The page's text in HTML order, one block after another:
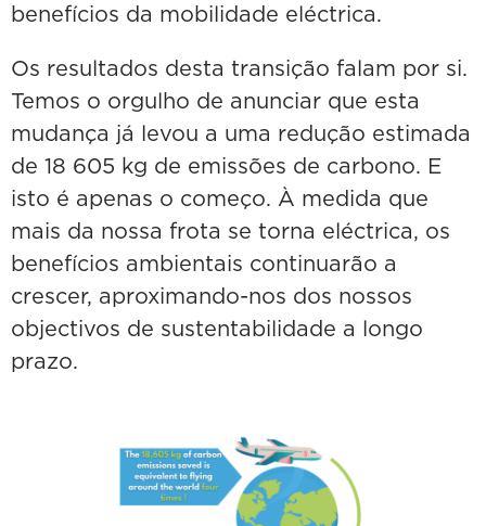
benefícios da mobilidade eléctrica.
Os resultados desta transição falam por si.
Temos o orgulho de anunciar que esta
mudança já levou a uma redução estimada
de 18 605 kg de emissões de carbono. E
isto é apenas o começo. À medida que
mais da nossa frota se torna eléctrica, os
benefícios ambientais continuarão a
crescer, aproximando-nos dos nossos
objectivos de sustentabilidade a longo
prazo.